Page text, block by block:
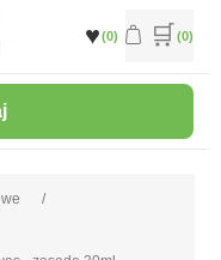
(0) (0)
/